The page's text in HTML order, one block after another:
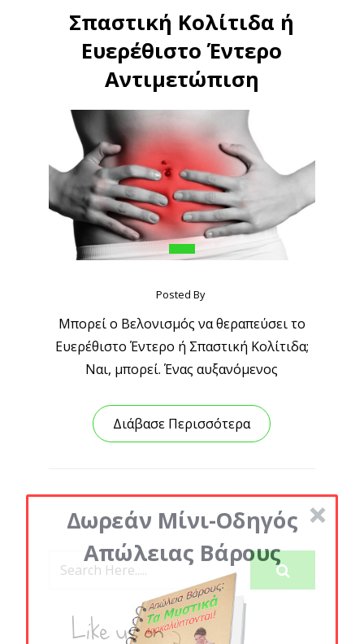
Σπαστική Κολίτιδα ή
Ευερέθιστο Έντερο
Αντιμετώπιση
Posted By
Μπορεί ο Βελονισμός να θεραπεύσει το
Eυερέθιστο Έντερο ή Σπαστική Κολίτιδα;
Ναι, μπορεί. Ένας αυξανόμενος
Διάβασε Περισσότερα
Δωρεάν Μίνι-Οδηγός
Απώλειας Βάρους